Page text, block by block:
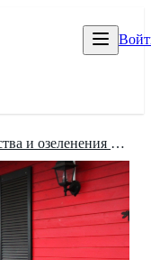
Проект благоустройства и озеленения территории в Подмосковье